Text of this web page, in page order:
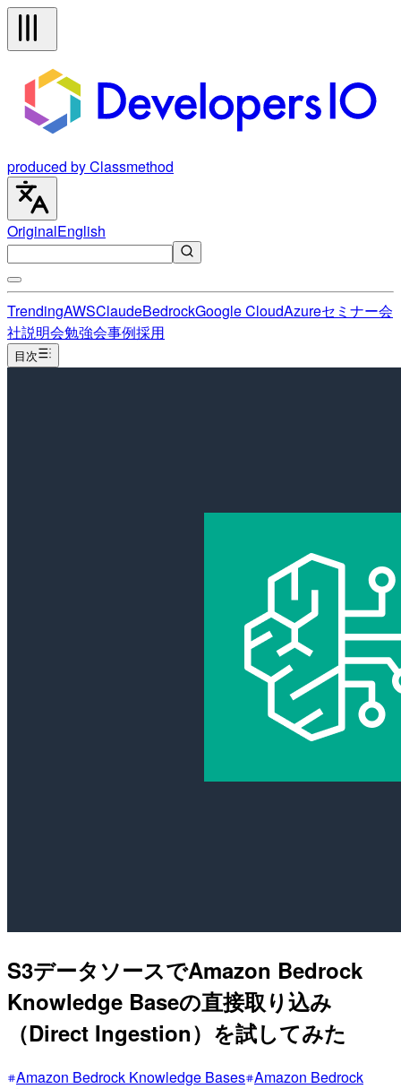
produced by Classmethod
OriginalEnglish
TrendingAWSClaudeBedrockGoogle CloudAzureセミナー会
社説明会勉強会事例採用
目次
S3データソースでAmazon Bedrock
Knowledge Baseの直接取り込み
（Direct Ingestion）を試してみた
Amazon Bedrock Knowledge Bases Amazon Bedrock